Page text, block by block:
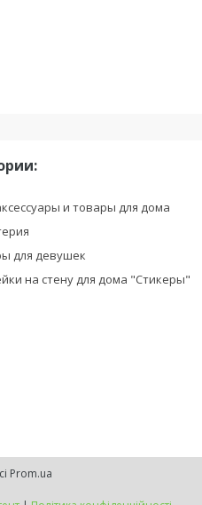
и товары для дома
для девушек
на стену для дома "Стикеры"
Prom.ua